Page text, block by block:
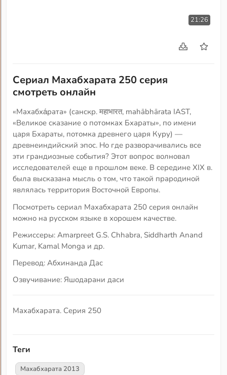
21:26
Сериал Махабхарата 250 серия
смотреть онлайн
«Махабха́рата» (санскр. महाभारत, mahābhārata IAST,
«Великое сказание о потомках Бхараты», по имени
царя Бхараты, потомка древнего царя Куру) —
древнеиндийский эпос. Но где разворачивались все
эти грандиозные события? Этот вопрос волновал
исследователей еще в прошлом веке. В середине XIX в.
была высказана мысль о том, что такой прародиной
являлась территория Восточной Европы.
Посмотреть сериал Махабхарата 250 серия онлайн
можно на русском языке в хорошем качестве.
Режиссеры: Amarpreet G.S. Chhabra, Siddharth Anand
Kumar, Kamal Monga и др.
Перевод: Абхинанда Дас
Озвучивание: Яшодарани даси
Махабхарата. Серия 250
Теги
Махабхарата 2013